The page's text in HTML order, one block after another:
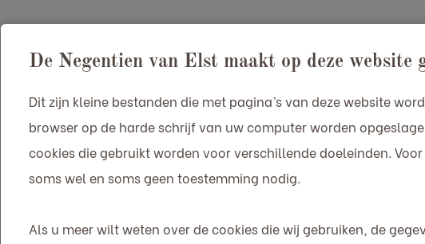
De Negentien van Elst maakt op deze website
Dit zijn kleine bestanden die met pagina’s van deze website
browser op de harde schrijf van uw computer worden
cookies die gebruikt worden voor verschillende doeleinden.
soms wel en soms geen toestemming nodig.
Als u meer wilt weten over de cookies die wij gebruiken, de